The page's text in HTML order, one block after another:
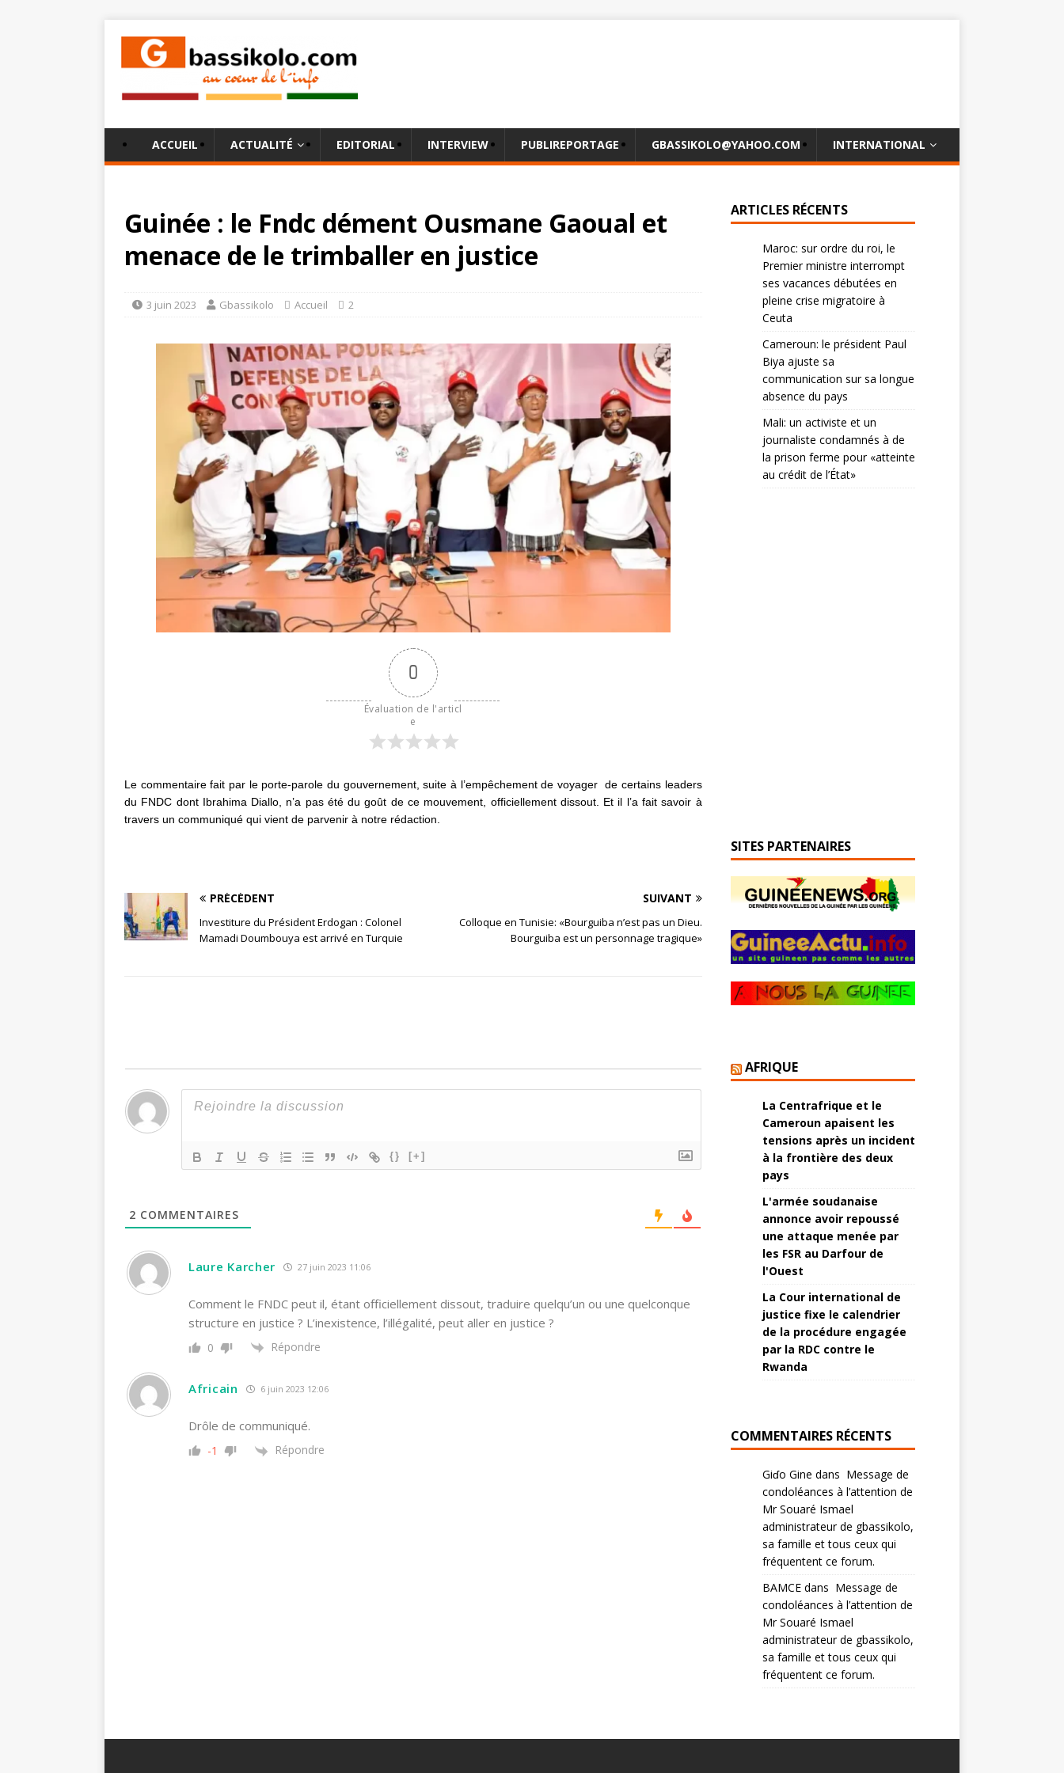
ACCUEIL ACTUALITÉ EDITORIAL INTERVIEW PUBLIREPORTAGE GBASSIKOLO@YAHOO.COM INTERNATIONAL
Guinée : le Fndc dément Ousmane Gaoual et
menace de le trimballer en justice
3 juin 2023 Gbassikolo Accueil 2
0
Évaluation de l'articl
e
Le commentaire fait par le porte-parole du gouvernement, suite à l’empêchement de voyager de certains leaders
du FNDC dont Ibrahima Diallo, n’a pas été du goût de ce mouvement, officiellement dissout. Et il l’a fait savoir à
travers un communiqué qui vient de parvenir à notre rédaction.
PRÉCÉDENT
Investiture du Président Erdogan : Colonel
Mamadi Doumbouya est arrivé en Turquie
SUIVANT
Colloque en Tunisie: «Bourguiba n’est pas un Dieu.
Bourguiba est un personnage tragique»
{} [+]
2 COMMENTAIRES
Laure Karcher 27 juin 2023 11:06
Comment le FNDC peut il, étant officiellement dissout, traduire quelqu’un ou une quelconque
structure en justice ? L’inexistence, l’illégalité, peut aller en justice ?
0 Répondre
Africain 6 juin 2023 12:06
Drôle de communiqué.
-1 Répondre
ARTICLES RÉCENTS
Maroc: sur ordre du roi, le
Premier ministre interrompt
ses vacances débutées en
pleine crise migratoire à
Ceuta
Cameroun: le président Paul
Biya ajuste sa
communication sur sa longue
absence du pays
Mali: un activiste et un
journaliste condamnés à de
la prison ferme pour «atteinte
au crédit de l’État»
SITES PARTENAIRES
AFRIQUE
La Centrafrique et le
Cameroun apaisent les
tensions après un incident
à la frontière des deux
pays
L'armée soudanaise
annonce avoir repoussé
une attaque menée par
les FSR au Darfour de
l'Ouest
La Cour international de
justice fixe le calendrier
de la procédure engagée
par la RDC contre le
Rwanda
COMMENTAIRES RÉCENTS
Giɗo Gine dans Message de
condoléances à l’attention de
Mr Souaré Ismael
administrateur de gbassikolo,
sa famille et tous ceux qui
fréquentent ce forum.
BAMCEdans Message de
condoléances à l’attention de
Mr Souaré Ismael
administrateur de gbassikolo,
sa famille et tous ceux qui
fréquentent ce forum.